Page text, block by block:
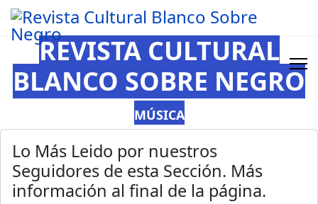
REVISTA CULTURAL
BLANCO SOBRE NEGRO
MÚSICA
Lo Más Leido por nuestros
Seguidores de esta Sección. Más
información al final de la página.